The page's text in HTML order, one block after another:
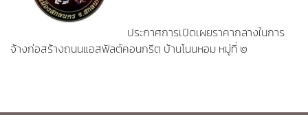
ประกาศการเปิดเผยราคากลางในการ
จ้างก่อสร้างถนนแอสฟัลต์คอนกรีต บ้านโนนหอม หมู่ที่ ๒